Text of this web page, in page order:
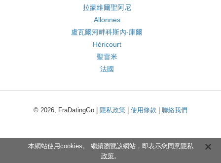
拉蒙維爾聖阿尼
Allonnes
盧瓦爾河畔科斯內-庫爾
Héricourt
聖雷米
法國
© 2026, FraDatingGo | 隱私政策 使用條款 聯絡我們
本網站使用cookies。 繼續瀏覽該網站，即表示您同意隱私
政策。